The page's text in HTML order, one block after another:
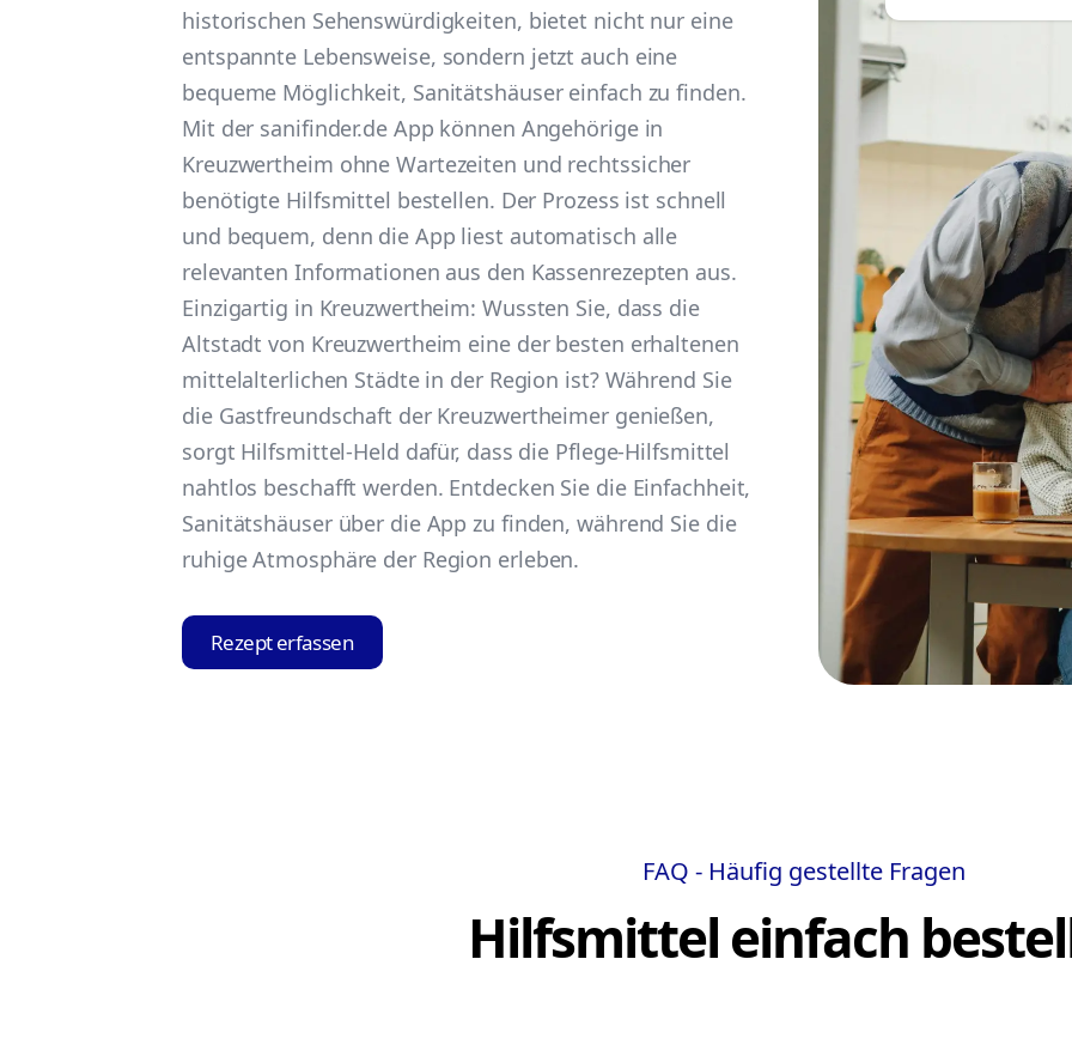
historischen Sehenswürdigkeiten, bietet nicht nur eine
entspannte Lebensweise, sondern jetzt auch eine
bequeme Möglichkeit, Sanitätshäuser einfach zu finden.
Mit der sanifinder.de App können Angehörige in
Kreuzwertheim ohne Wartezeiten und rechtssicher
benötigte Hilfsmittel bestellen. Der Prozess ist schnell
und bequem, denn die App liest automatisch alle
relevanten Informationen aus den Kassenrezepten aus.
Einzigartig in Kreuzwertheim: Wussten Sie, dass die
Altstadt von Kreuzwertheim eine der besten erhaltenen
mittelalterlichen Städte in der Region ist? Während Sie
die Gastfreundschaft der Kreuzwertheimer genießen,
sorgt Hilfsmittel-Held dafür, dass die Pflege-Hilfsmittel
nahtlos beschafft werden. Entdecken Sie die Einfachheit,
Sanitätshäuser über die App zu finden, während Sie die
ruhige Atmosphäre der Region erleben.
Rezept erfassen
FAQ - Häufig gestellte Fragen
Hilfsmittel einfach